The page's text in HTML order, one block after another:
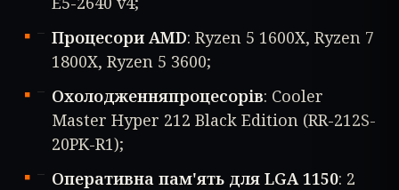
Процесори AMD: Ryzen 5 1600X, Ryzen 7
1800X, Ryzen 5 3600;
Охолодженняпроцесорів: Cooler
Master Hyper 212 Black Edition (RR-212S-
20PK-R1);
Оперативна пам'ять для LGA 1150: 2